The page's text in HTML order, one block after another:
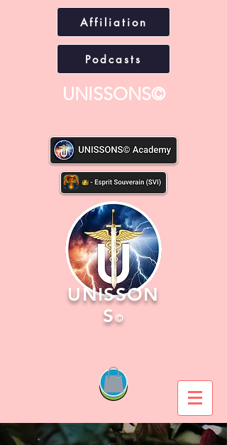
Affiliation
Podcasts
UNISSONS©
UNISSON
S©